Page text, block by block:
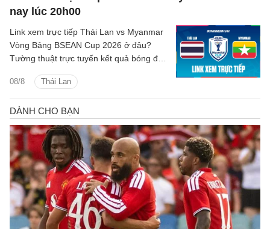
nay lúc 20h00
08/8 Thái Lan
Link xem trực tiếp Thái Lan vs Myanmar
Vòng Bảng BSEAN Cup 2026 ở đâu?
Tường thuật trực tuyến kết quả bóng đá
sóng nào?